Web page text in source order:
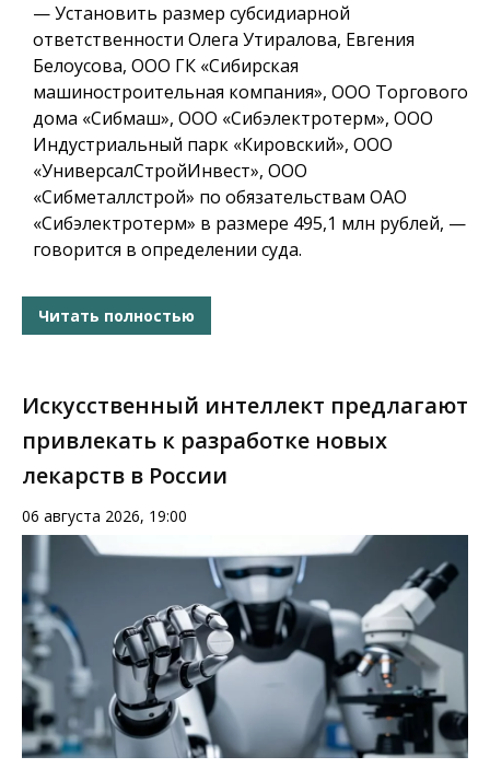
— Установить размер субсидиарной
ответственности Олега Утиралова, Евгения
Белоусова, ООО ГК «Сибирская
машиностроительная компания», ООО Торгового
дома «Сибмаш», ООО «Сибэлектротерм», ООО
Индустриальный парк «Кировский», ООО
«УниверсалСтройИнвест», ООО
«Сибметаллстрой» по обязательствам ОАО
«Сибэлектротерм» в размере 495,1 млн рублей, —
говорится в определении суда.
Читать полностью
Искусственный интеллект предлагают
привлекать к разработке новых
лекарств в России
06 августа 2026, 19:00